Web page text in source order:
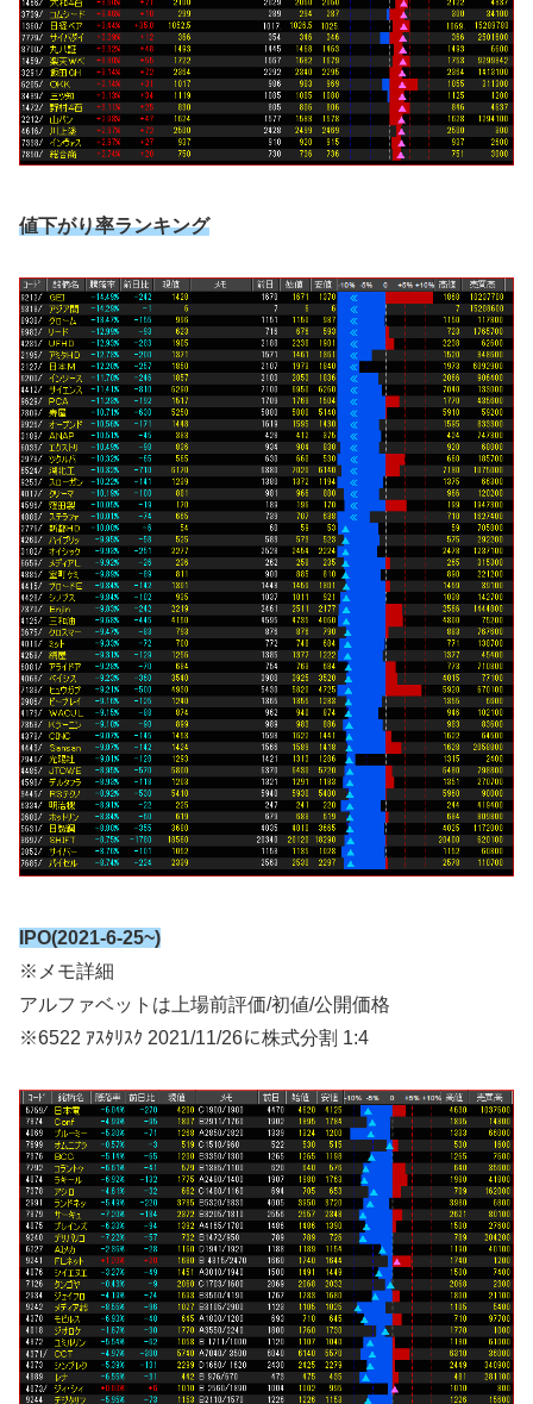
値下がり率ランキング
IPO(2021-6-25~)
※メモ詳細
アルファベットは上場前評価/初値/公開価格
※6522 ｱｽﾀﾘｽｸ 2021/11/26に株式分割 1:4